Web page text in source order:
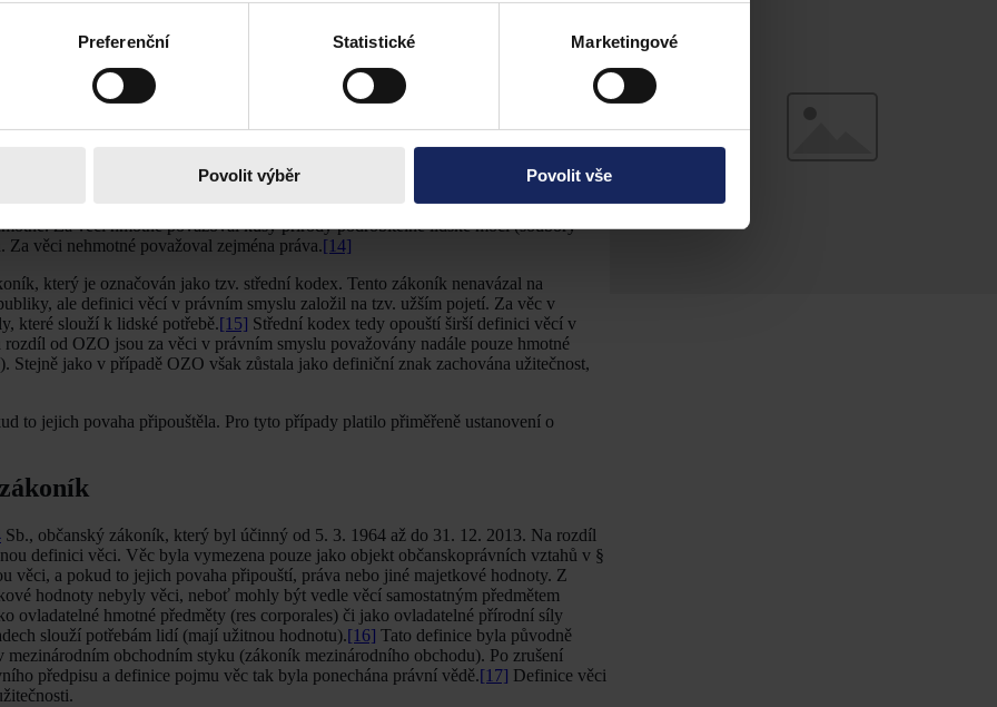
Preferenční Statistické Marketingové
Povolit výběr Povolit vše
zákona, kterým se vydával občanský zákoník z
odstranit právní dualismus. Výsledkem této snahy bylo v roce 1937
Jakkoliv tento zákon nebyl nakonec v důsledku druhé světové války a
které spolu s OZO významně ovlivnilo nový občanský zákoník účinný od roku
spíše úpravu a revizi OZO, než že by přicházel s novými východisky či zásadními
smyslu, která byla obsažena v § 80 a podle které se za věc v právním smyslu
z roku 1937 tedy po vzoru OZO vycházel ze širší definice věci v právním
Za věci hmotné považoval kusy přírody podrobitelné lidské moci (soubory
věci nehmotné považoval zejména práva.[14]
který je označován jako tzv. střední kodex. Tento zákoník nenavázal na
ale definici věcí v právním smyslu založil na tzv. užším pojetí. Za věc v
které slouží k lidské potřebě.[15] Střední kodex tedy opouští širší definici věcí v
od OZO jsou za věci v právním smyslu považovány nadále pouze hmotné
jako v případě OZO však zůstala jako definiční znak zachována užitečnost,
to jejich povaha připouštěla. Pro tyto případy platilo přiměřeně ustanovení o
Sb., občanský zákoník, který byl účinný od 5. 3. 1964 až do 31. 12. 2013. Na rozdíl
definici věci. Věc byla vymezena pouze jako objekt občanskoprávních vztahů v §
věci, a pokud to jejich povaha připouští, práva nebo jiné majetkové hodnoty. Z
hodnoty nebyly věci, neboť mohly být vedle věcí samostatným předmětem
ovladatelné hmotné předměty (res corporales) či jako ovladatelné přírodní síly
slouží potřebám lidí (mají užitnou hodnotu).[16] Tato definice byla původně
obchodním styku (zákoník mezinárodního obchodu). Po zrušení
předpisu a definice pojmu věc tak byla ponechána právní vědě.[17] Definice věci